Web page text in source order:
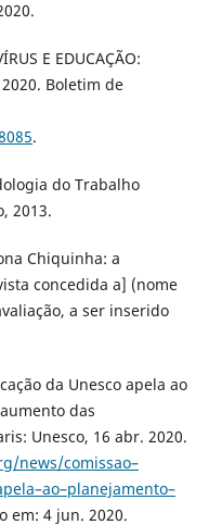
E EDUCAÇÃO:
Boletim de
.
do Trabalho
2013.
Chiquinha: a
concedida a] (nome
a ser inserido
da Unesco apela ao
das
Unesco, 16 abr. 2020.
news/comissao–
em: 4 jun. 2020.